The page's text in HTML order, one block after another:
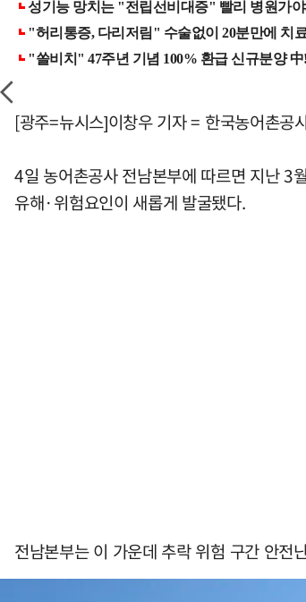
[광주=뉴시스]이창우 기자 = 한국농어촌
4일 농어촌공사 전남본부에 따르면 지난 3
유해·위험요인이 새롭게 발굴됐다.
전남본부는 이 가운데 추락 위험 구간 안